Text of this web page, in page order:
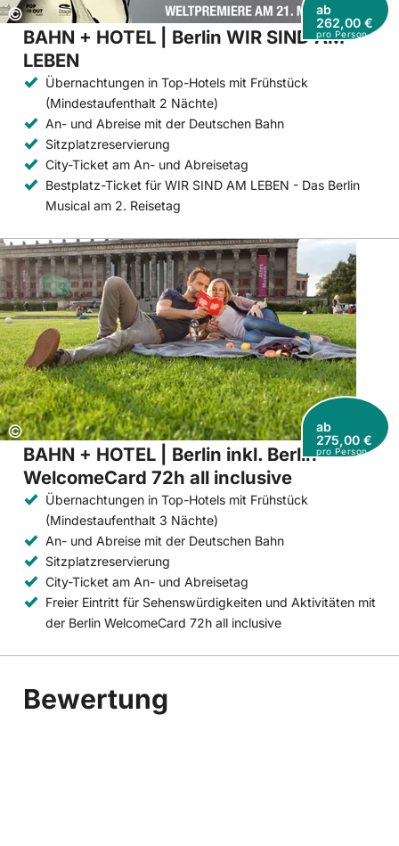
Copyright:
©
ab
262,00 €
pro Person
BAHN + HOTEL | Berlin WIR SIND AM
LEBEN
Übernachtungen in Top-Hotels mit Frühstück
(Mindestaufenthalt 2 Nächte)
An- und Abreise mit der Deutschen Bahn
Sitzplatzreservierung
City-Ticket am An- und Abreisetag
Bestplatz-Ticket für WIR SIND AM LEBEN - Das Berlin
Musical am 2. Reisetag
Copyright:
©
ab
275,00 €
pro Person
BAHN + HOTEL | Berlin inkl. Berlin
WelcomeCard 72h all inclusive
Übernachtungen in Top-Hotels mit Frühstück
(Mindestaufenthalt 3 Nächte)
An- und Abreise mit der Deutschen Bahn
Sitzplatzreservierung
City-Ticket am An- und Abreisetag
Freier Eintritt für Sehenswürdigkeiten und Aktivitäten mit
der Berlin WelcomeCard 72h all inclusive
Bewertung